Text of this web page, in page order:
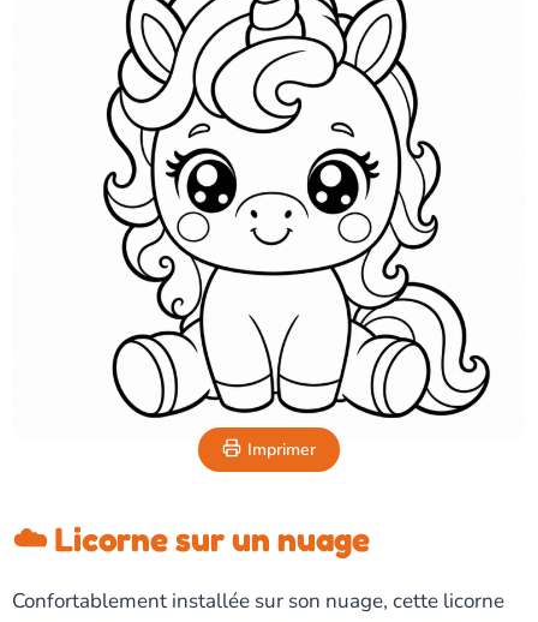
Imprimer
☁️ Licorne sur un nuage
Confortablement installée sur son nuage, cette licorne